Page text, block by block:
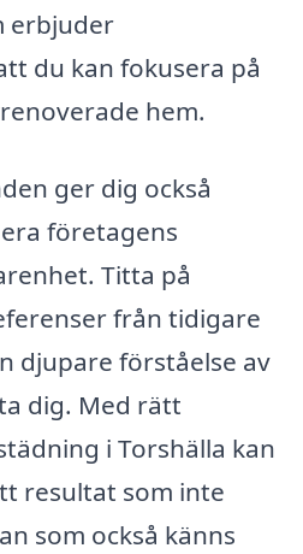
erbjuder
du kan fokusera på
hem.
ger dig också
företagens
Titta på
från tidigare
djupare förståelse av
dig. Med rätt
i Torshälla kan
resultat som inte
som också känns